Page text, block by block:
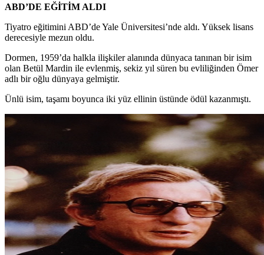
ABD’DE EĞİTİM ALDI
Tiyatro eğitimini ABD’de Yale Üniversitesi’nde aldı. Yüksek lisans
derecesiyle mezun oldu.
Dormen, 1959’da halkla ilişkiler alanında dünyaca tanınan bir isim
olan Betül Mardin ile evlenmiş, sekiz yıl süren bu evliliğinden Ömer
adlı bir oğlu dünyaya gelmiştir.
Ünlü isim, taşamı boyunca iki yüz ellinin üstünde ödül kazanmıştı.